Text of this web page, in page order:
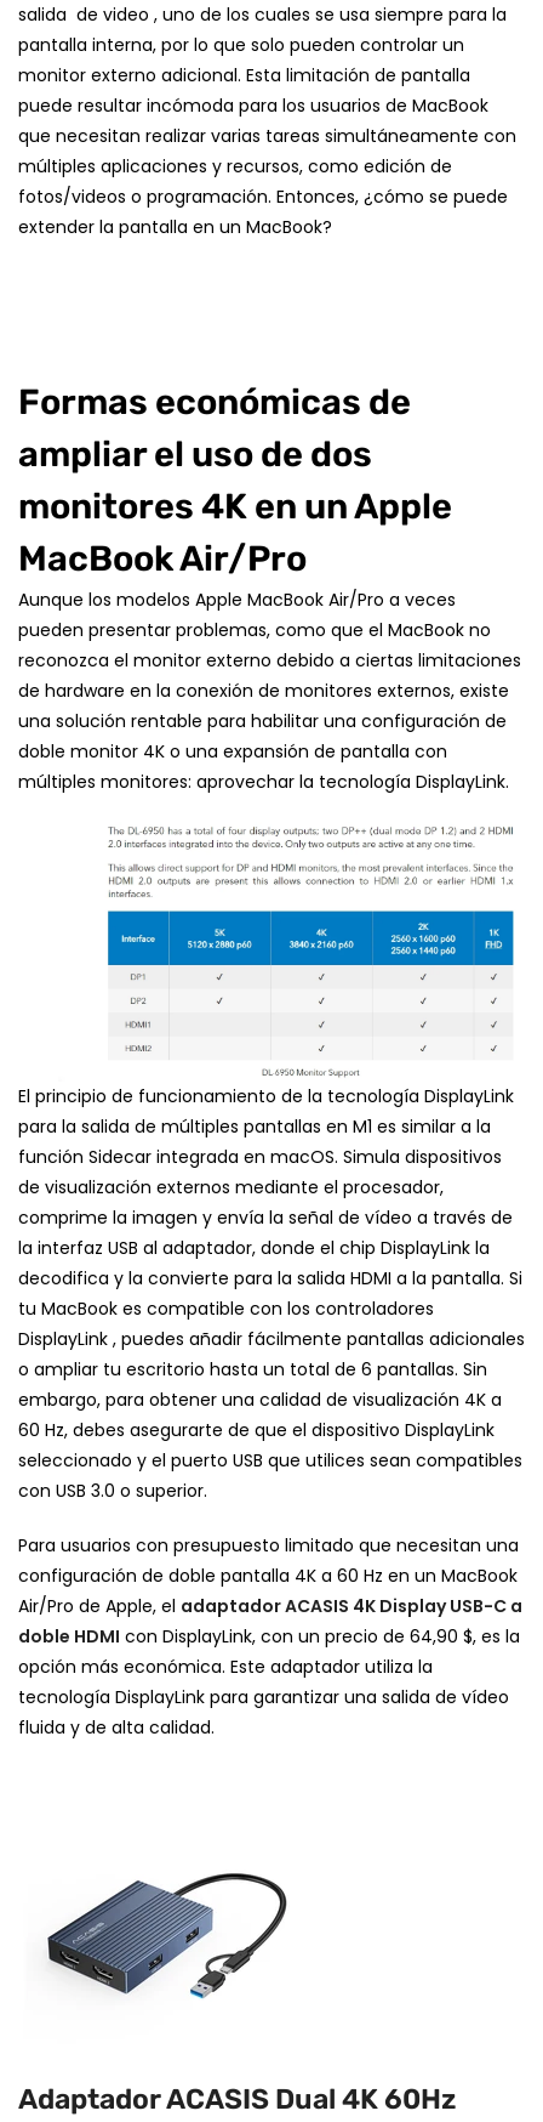
salida de video , uno de los cuales se usa siempre para la
pantalla interna, por lo que solo pueden controlar un
monitor externo adicional. Esta limitación de pantalla
puede resultar incómoda para los usuarios de MacBook
que necesitan realizar varias tareas simultáneamente con
múltiples aplicaciones y recursos, como edición de
fotos/videos o programación. Entonces, ¿cómo se puede
extender la pantalla en un MacBook?
Formas económicas de
ampliar el uso de dos
monitores 4K en un Apple
MacBook Air/Pro
Aunque los modelos Apple MacBook Air/Pro a veces
pueden presentar problemas, como que el MacBook no
reconozca el monitor externo debido a ciertas limitaciones
de hardware en la conexión de monitores externos, existe
una solución rentable para habilitar una configuración de
doble monitor 4K o una expansión de pantalla con
múltiples monitores: aprovechar la tecnología DisplayLink.
El principio de funcionamiento de la tecnología DisplayLink
para la salida de múltiples pantallas en M1 es similar a la
función Sidecar integrada en macOS. Simula dispositivos
de visualización externos mediante el procesador,
comprime la imagen y envía la señal de vídeo a través de
la interfaz USB al adaptador, donde el chip DisplayLink la
decodifica y la convierte para la salida HDMI a la pantalla. Si
tu MacBook es compatible con los controladores
DisplayLink , puedes añadir fácilmente pantallas adicionales
o ampliar tu escritorio hasta un total de 6 pantallas. Sin
embargo, para obtener una calidad de visualización 4K a
60 Hz, debes asegurarte de que el dispositivo DisplayLink
seleccionado y el puerto USB que utilices sean compatibles
con USB 3.0 o superior.
Para usuarios con presupuesto limitado que necesitan una
configuración de doble pantalla 4K a 60 Hz en un MacBook
Air/Pro de Apple, el adaptador ACASIS 4K Display USB-C a
doble HDMI con DisplayLink, con un precio de 64,90 $, es la
opción más económica. Este adaptador utiliza la
tecnología DisplayLink para garantizar una salida de vídeo
fluida y de alta calidad.
Adaptador ACASIS Dual 4K 60Hz